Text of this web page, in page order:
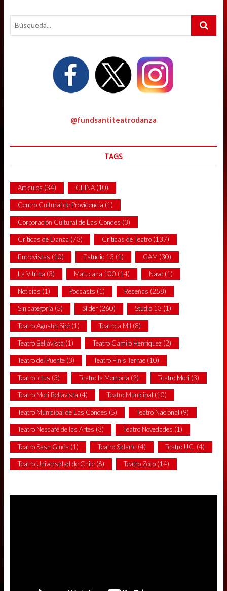
invisible
Search
@fundsantiteatrodanza
TAGS
Artículos (34) CEINA(10)
Centro Cultural de Providencia (1)
Corporación Cultural de Las Condes (3)
Críticas de Danza (73) Críticas de Teatro(137)
Entrevistas (10) Estudio 13 (1) GAM (30)
La Vitrina (3) Matucana 100 (14) Nave(1)
Noticias (1) Podcasts (1) Reseñas (258)
Sin categoría (5) Slider(260) Studio 13 (1)
Teatro Agustín Siré(1) Teatro a Mil (8)
Teatro Bellavista (1) Teatro Camilo Henríquez(2)
Teatro del Puente(3) Teatro Finis Terrae(10)
Teatro Ictus (3) Teatro la Memoria (2) Teatro Mori (3)
Teatro Mori Bellavista (4) Teatro Municipal (10)
Teatro Municipal de Las Condes (5) Teatro Nacional (9)
Teatro Nescafé de las Artes (3) Teatro Novedades (1)
Teatro Sasn Ginés (1) Teatro Sidarte(4) Teatro UC. (4)
Teatro Universidad de Chile(6) Teatro Zoco(14)